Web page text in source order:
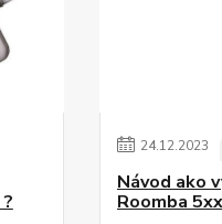
24.12.2023
Návod ako
Roomba